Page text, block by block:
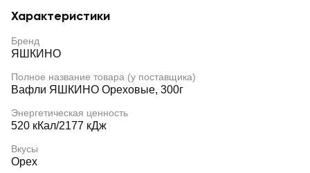
Характеристики
Бренд
ЯШКИНО
Полное название товара (у поставщика)
Вафли ЯШКИНО Ореховые, 300г
Энергетическая ценность
520 кКал/2177 кДж
Вкусы
Орех